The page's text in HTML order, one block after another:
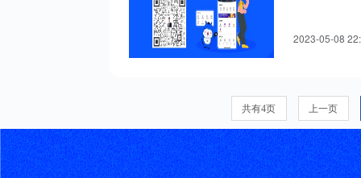
2023-05-08
共有4页 上一页